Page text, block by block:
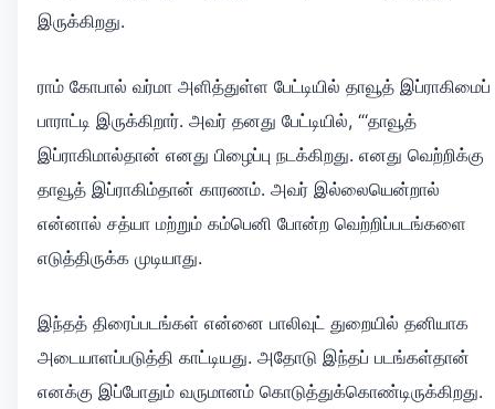
இருக்கிறது.
ராம் கோபால் வர்மா அளித்துள்ள பேட்டியில் தாவூத் இப்ராகிமைப்
பாராட்டி இருக்கிறார். அவர் தனது பேட்டியில், “‘தாவூத்
இப்ராகிமால்தான் எனது பிழைப்பு நடக்கிறது. எனது வெற்றிக்கு
தாவூத் இப்ராகிம்தான் காரணம். அவர் இல்லையென்றால்
என்னால் சத்யா மற்றும் கம்பெனி போன்ற வெற்றிப்படங்களை
எடுத்திருக்க முடியாது.
இந்தத் திரைப்படங்கள் என்னை பாலிவுட் துறையில் தனியாக
அடையாளப்படுத்தி காட்டியது. அதோடு இந்தப் படங்கள்தான்
எனக்கு இப்போதும் வருமானம் கொடுத்துக்கொண்டிருக்கிறது.